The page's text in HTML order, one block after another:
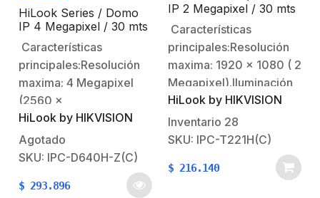
HiLook Series / Domo
IP 4 Megapixel / 30 mts
IR / Exterior IP67 / PoE
/ WDR 120 dB / Lente
Motorizado 2.8-12 mm /
IK10 / MicroSD
Características
principales:Resolución
maxima: 4 Megapixel
(2560 x
1440).Iluminación
mínima: color 0.01 Lux
@ (F1.2, AGC ON).Día /
ICR).Distancia focal: 2.8-
HiLook by HIKVISION
Agotado
SKU: IPC-D640H-Z(C)
$ 293.896
IP 2 Megapixel / 30 mts
IR / Exterior IP67 / PoE
/ dWDR / Lente 2.8 mm
/ H.265 / Onvif
Características
principales:Resolución
maxima: 1920 x 1080 ( 2
Megapixel).Iluminación
mínima: color 0.05 Lux
@ (F2.0, AGC
ON).Iluminación mínima:
B/N 0.0 Lux con IR.Día /
Noche Real (filtro
HiLook by HIKVISION
Inventario 28
SKU: IPC-T221H(C)
$ 216.140